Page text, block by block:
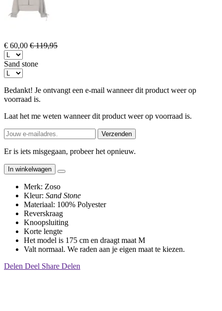
€ 60,00 € 119,95
Sand stone
Bedankt! Je ontvangt een e-mail wanneer dit product weer op
voorraad is.
Laat het me weten wanneer dit product weer op voorraad is.
Verzenden
Er is iets misgegaan, probeer het opnieuw.
In winkelwagen
Merk: Zoso
Kleur: Sand Stone
Materiaal: 100% Polyester
Reverskraag
Knoopsluiting
Korte lengte
Het model is 175 cm en draagt maat M
Valt normaal. We raden aan je eigen maat te kiezen.
Delen Deel Share Delen